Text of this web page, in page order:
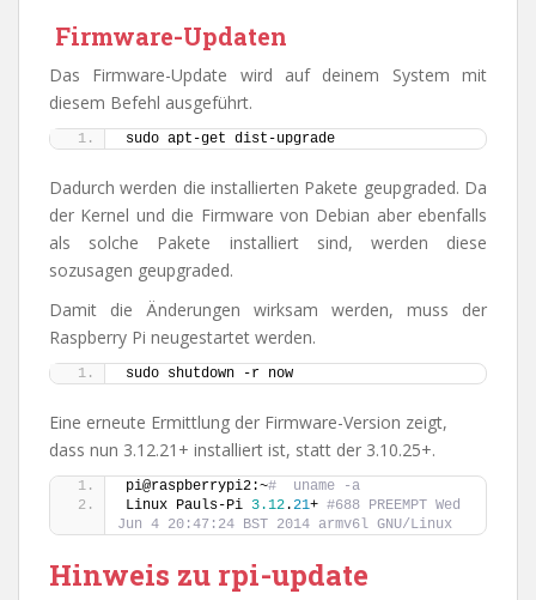
Firmware-Updaten
Das Firmware-Update wird auf deinem System mit
diesem Befehl ausgeführt.
sudo apt-get dist-upgrade
Dadurch werden die installierten Pakete geupgraded. Da
der Kernel und die Firmware von Debian aber ebenfalls
als solche Pakete installiert sind, werden diese
sozusagen geupgraded.
Damit die Änderungen wirksam werden, muss der
Raspberry Pi neugestartet werden.
sudo shutdown -r now
Eine erneute Ermittlung der Firmware-Version zeigt,
dass nun 3.12.21+ installiert ist, statt der 3.10.25+.
pi@raspberrypi2:~#  uname -a
Linux Pauls-Pi 3.12.21+ #688 PREEMPT Wed
Jun 4 20:47:24 BST 2014 armv6l GNU/Linux
Hinweis zu rpi-update